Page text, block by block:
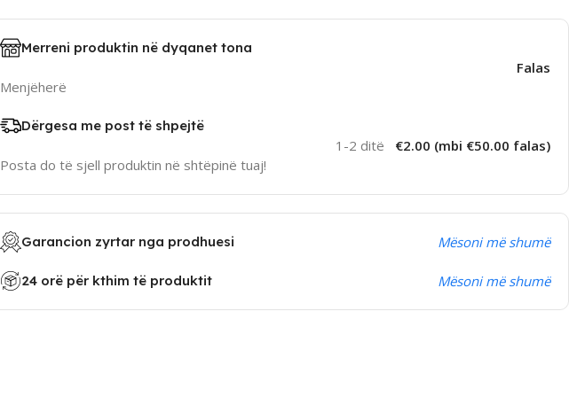
Merreni produktin në dyqanet tona
Menjëherë
Falas
Dërgesa me post të shpejtë
Posta do të sjell produktin në shtëpinë tuaj!
1-2 ditë €2.00 (mbi €50.00 falas)
Garancion zyrtar nga prodhuesi Mësoni më shumë
24 orë për kthim të produktit Mësoni më shumë